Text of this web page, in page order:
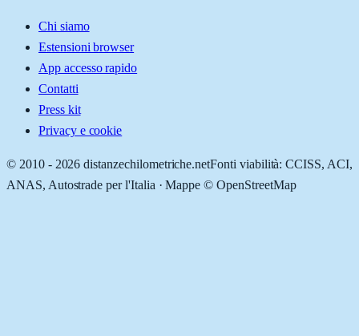
Chi siamo
Estensioni browser
App accesso rapido
Contatti
Press kit
Privacy e cookie
© 2010 - 2026 distanzechilometriche.netFonti viabilità: CCISS, ACI,
ANAS, Autostrade per l'Italia · Mappe © OpenStreetMap